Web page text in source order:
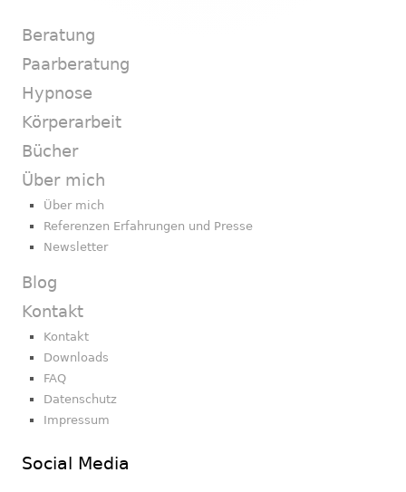
Beratung
Paarberatung
Hypnose
Körperarbeit
Bücher
Über mich
Über mich
Referenzen Erfahrungen und Presse
Newsletter
Blog
Kontakt
Kontakt
Downloads
FAQ
Datenschutz
Impressum
Social Media